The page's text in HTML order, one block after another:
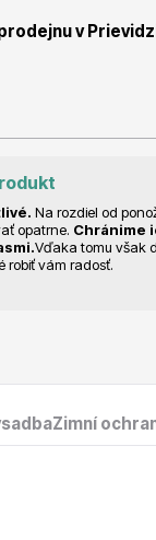
v
Na rozdiel od
opatrne. Chránime
Vďaka tomu však
robiť vám radosť.
Zimní